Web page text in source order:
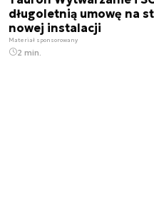
długoletnią umowę na
nowej instalacji
Materiał sponsorowany
2 min.